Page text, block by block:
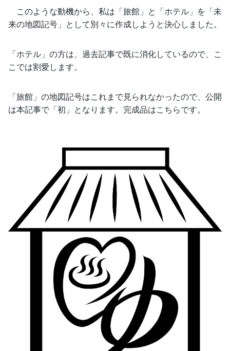
このような動機から、私は「旅館」と「ホテル」を「未
来の地図記号」として別々に作成しようと決心しました。
「ホテル」の方は、過去記事で既に消化しているので、こ
こでは割愛します。
「旅館」の地図記号はこれまで見られなかったので、公開
は本記事で「初」となります。完成品はこちらです。